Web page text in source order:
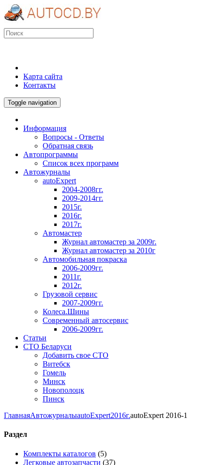
Карта сайта
Контакты
Toggle navigation
Информация
Вопросы - Ответы
Обратная связь
Автопрограммы
Список всех программ
Автожурналы
autoExpert
2004-2008гг.
2009-2014гг.
2015г.
2016г.
2017г.
Автомастер
Журнал автомастер за 2009г.
Журнал автомастер за 2010г
Автомобильная покраска
2006-2009гг.
2011г.
2012г.
Грузовой сервис
2007-2009гг.
Колеса.Шины
Современный автосервис
2006-2009гг.
Статьи
СТО Беларуси
Добавить свое СТО
Витебск
Гомель
Минск
Новополоцк
Пинск
ГлавнаяАвтожурналыautoExpert2016г.autoExpert 2016-1
Раздел
Комплекты каталогов (5)
Легковые автозапчасти (37)